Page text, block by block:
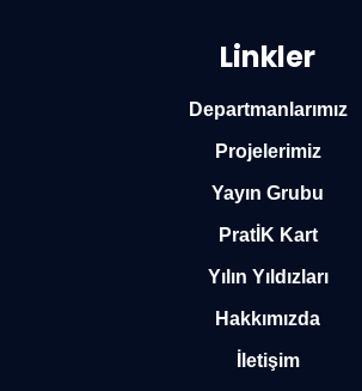
Linkler
Departmanlarımız
Projelerimiz
Yayın Grubu
PratİK Kart
Yılın Yıldızları
Hakkımızda
İletişim